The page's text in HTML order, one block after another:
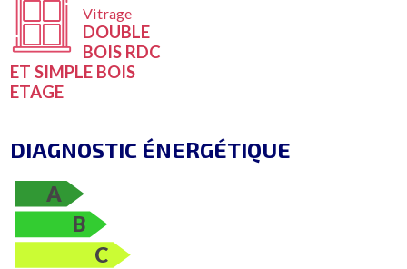
Vitrage
DOUBLE
BOIS RDC
ET SIMPLE BOIS
ETAGE
DIAGNOSTIC ÉNERGÉTIQUE
A
B
C